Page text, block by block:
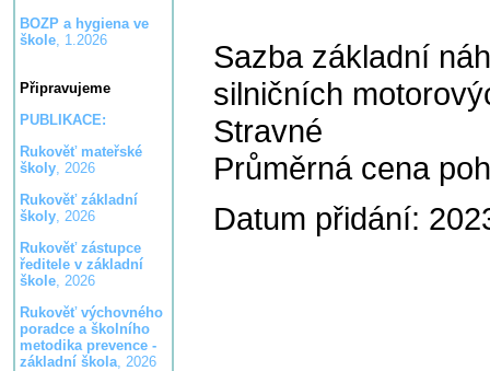
BOZP a hygiena ve
škole, 1.2026
Připravujeme
PUBLIKACE:
Rukověť mateřské
školy, 2026
Rukověť základní
školy, 2026
Rukověť zástupce
ředitele v základní
škole, 2026
Rukověť výchovného
poradce a školního
metodika prevence -
základní škola, 2026
Sazba základní
silničních
Stravné
Průměrná cena
Datum přidání: